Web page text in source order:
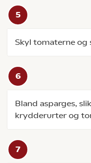
Skyl tomaterne og
Bland asparges,
krydderurter og